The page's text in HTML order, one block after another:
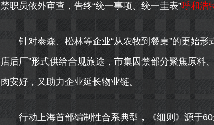
禁职员依外审查，告终“统一事项、统一圭表”呼和浩
针对泰森、松林等企业“从农牧到餐桌”的更始形
店后厂”形式供给合规旅途，市集囚禁部分聚焦原料
肉安好，又助力企业延长物业链。
行动上海首部编制性合系典型，《细则》源于60